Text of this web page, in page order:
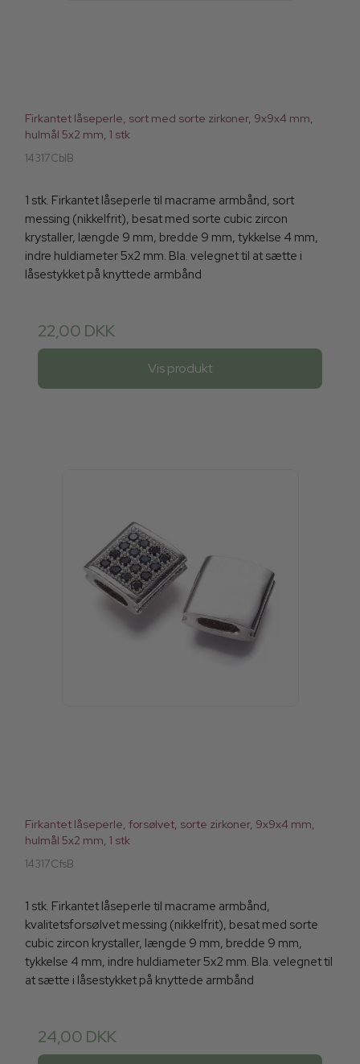
Firkantet låseperle, sort med sorte zirkoner, 9x9x4 mm,
hulmål 5x2 mm, 1 stk
14317CblB
1 stk. Firkantet låseperle til macrame armbånd, sort
messing (nikkelfrit), besat med sorte cubic zircon
krystaller, længde 9 mm, bredde 9 mm, tykkelse 4 mm,
indre huldiameter 5x2 mm. Bla. velegnet til at sætte i
låsestykket på knyttede armbånd
22,00 DKK
Vis produkt
Firkantet låseperle, forsølvet, sorte zirkoner, 9x9x4 mm,
hulmål 5x2 mm, 1 stk
14317CfsB
1 stk. Firkantet låseperle til macrame armbånd,
kvalitetsforsølvet messing (nikkelfrit), besat med sorte
cubic zircon krystaller, længde 9 mm, bredde 9 mm,
tykkelse 4 mm, indre huldiameter 5x2 mm. Bla. velegnet til
at sætte i låsestykket på knyttede armbånd
24,00 DKK